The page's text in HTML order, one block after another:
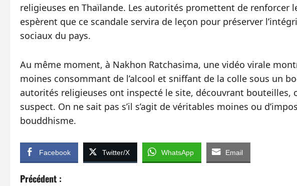
religieuses en Thaïlande. Les autorités promettent de renforcer
espèrent que ce scandale servira de leçon pour préserver
sociaux du pays.
Au même moment, à Nakhon Ratchasima, une vidéo virale
moines consommant de l’alcool et sniffant de la colle sous un
autorités religieuses ont inspecté le site, découvrant bouteilles,
suspect. On ne sait pas s’il s’agit de véritables moines ou
bouddhisme.
Facebook Twitter/X WhatsApp Email
N
Précédent :